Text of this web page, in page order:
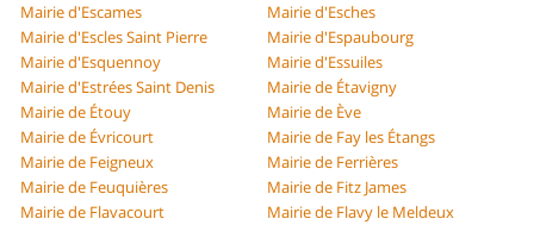
Mairie d'Escames
Mairie d'Esches
Mairie d'Escles Saint Pierre
Mairie d'Espaubourg
Mairie d'Esquennoy
Mairie d'Essuiles
Mairie d'Estrées Saint Denis
Mairie de Étavigny
Mairie de Étouy
Mairie de Ève
Mairie de Évricourt
Mairie de Fay les Étangs
Mairie de Feigneux
Mairie de Ferrières
Mairie de Feuquières
Mairie de Fitz James
Mairie de Flavacourt
Mairie de Flavy le Meldeux